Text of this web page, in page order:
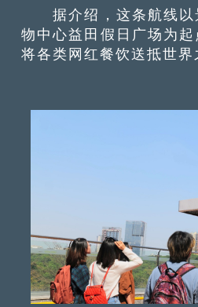
据介绍，这条航线以
物中心益田假日广场为
将各类网红餐饮送抵世界